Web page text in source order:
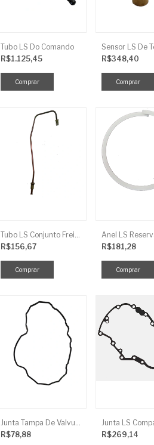
Tubo LS Do Comando
R$1.125,45
R$348,40
Tubo LS Conjunto Freio LD F G670
R$156,67
R$181,28
Junta Tampa De Valvula LS
R$78,88
R$269,14